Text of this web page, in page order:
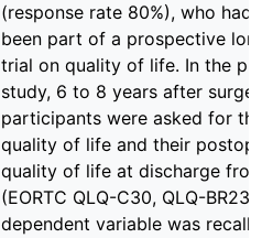
(response rate 80%), who had
been part of a prospective
trial on quality of life. In the
study, 6 to 8 years after
participants were asked for
quality of life and their
quality of life at discharge
(EORTC QLQ-C30, QLQ-
dependent variable was recall